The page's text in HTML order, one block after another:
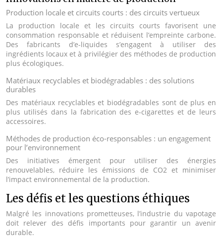
Production locale et circuits courts : des circuits vertueux
La production locale et les circuits courts favorisent une
consommation responsable et réduisent l’empreinte carbone.
Des fabricants d’e-liquides s’engagent à utiliser des
ingrédients locaux et à privilégier des méthodes de production
plus écologiques.
Matériaux recyclables et biodégradables : des solutions
durables
Des matériaux recyclables et biodégradables sont de plus en
plus utilisés dans la fabrication des e-cigarettes et de leurs
accessoires.
Méthodes de production éco-responsables : un engagement
pour l’environnement
Des initiatives émergent pour utiliser des énergies
renouvelables, réduire les émissions de CO2 et minimiser
l’impact environnemental de la production.
Les défis et les questions éthiques
Malgré les innovations prometteuses, l’industrie du vapotage
doit relever des défis importants pour garantir un avenir
durable.